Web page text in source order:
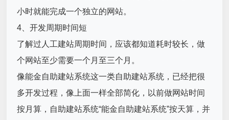
小时就能完成一个独立的网站。
4、开发周期时间短
了解过人工建站周期时间，应该都知道耗时较长，做
个网站至少需要一个月至三个月。
像能金自助建站系统这一类自助建站系统，已经把很
多开发过程，像上面一样全部简化，以前做网站时间
按月算，自助建站系统“能金自助建站系统”按天算，并